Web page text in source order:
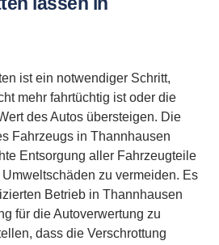
ist ein notwendiger Schritt,
mehr fahrtüchtig ist oder die
des Autos übersteigen. Die
Fahrzeugs in Thannhausen
Entsorgung aller Fahrzeugteile
zu vermeiden. Es
Betrieb in Thannhausen
für die Autoverwertung zu
dass die Verschrottung